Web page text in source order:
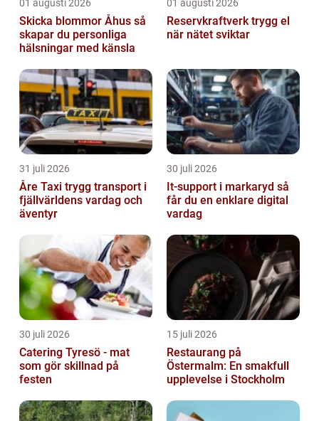
01 augusti 2026
Skicka blommor Åhus så
skapar du personliga
hälsningar med känsla
01 augusti 2026
Reservkraftverk trygg el
när nätet sviktar
31 juli 2026
Åre Taxi trygg transport i
fjällvärldens vardag och
äventyr
30 juli 2026
It-support i markaryd så
får du en enklare digital
vardag
30 juli 2026
Catering Tyresö - mat
som gör skillnad på
festen
15 juli 2026
Restaurang på
Östermalm: En smakfull
upplevelse i Stockholm